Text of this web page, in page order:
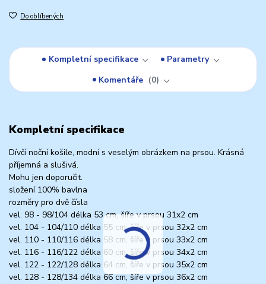
Do oblíbených
Kompletní specifikace
Parametry
Komentáře
0
Kompletní specifikace
Dívčí noční košile, modní s veselým obrázkem na prsou. Krásná
příjemná a slušivá.
Mohu jen doporučit.
složení 100% bavlna
rozměry pro dvě čísla
vel. 98 - 98/104 délka 53 cm, šíře v prsou 31x2 cm
vel. 104 - 104/110 délka 55 cm, šíře v prsou 32x2 cm
vel. 110 - 110/116 délka 58 cm, šíře v prsou 33x2 cm
vel. 116 - 116/122 délka 60 cm, šíře v prsou 34x2 cm
vel. 122 - 122/128 délka 64 cm, šíře v prsou 35x2 cm
vel. 128 - 128/134 délka 66 cm, šíře v prsou 36x2 cm